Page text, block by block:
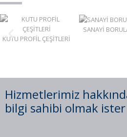
KUTU PROFİL ÇEŞİTLERİ
SANAYİ
Hizmetlerimiz
bilgi sahibi olmak